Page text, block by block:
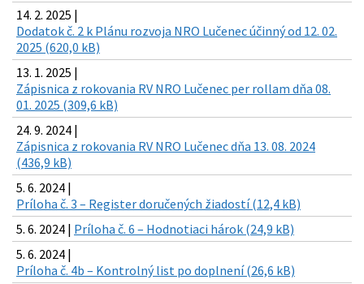
14. 2. 2025 |
Dodatok č. 2 k Plánu rozvoja NRO Lučenec účinný od 12. 02.
2025 (620,0 kB)
13. 1. 2025 |
Zápisnica z rokovania RV NRO Lučenec per rollam dňa 08.
01. 2025 (309,6 kB)
24. 9. 2024 |
Zápisnica z rokovania RV NRO Lučenec dňa 13. 08. 2024
(436,9 kB)
5. 6. 2024 |
Príloha č. 3 – Register doručených žiadostí (12,4 kB)
5. 6. 2024 | Príloha č. 6 – Hodnotiaci hárok (24,9 kB)
5. 6. 2024 |
Príloha č. 4b – Kontrolný list po doplnení (26,6 kB)